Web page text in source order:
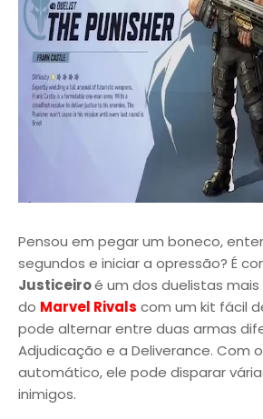
Pensou em pegar um boneco,
segundos e iniciar a opressão? É
Justiceiroé um dos duelistas
do Marvel Rivals com um kit fácil
pode alternar entre duas armas
Adjudicação e a Deliverance. Com
automático, ele pode disparar
inimigos.